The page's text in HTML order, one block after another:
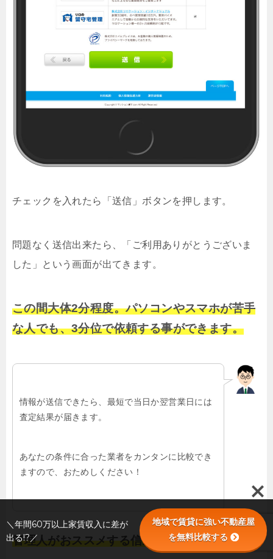
チェックを入れたら「送信」ボタンを押します。
問題なく送信出来たら、「ご利用ありがとうございま
した」という画面が出てきます。
この間大体2分程度。パソコンやスマホが苦手
な人でも、3分位で依頼する事ができます。
情報が送信できたら、最短で当日か翌営業日には
査定結果が届きます。
あなたの条件に合った業者をカンタンに比較でき
ますので、おためしください！
管理人がおススメする信頼できる業者を探せる
＼年間60万以上家賃収入に差が
出る!?／
地域で賃貸に強い不動産屋
を無料比較する